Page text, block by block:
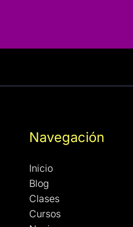
Navegación
Inicio
Blog
Clases
Cursos